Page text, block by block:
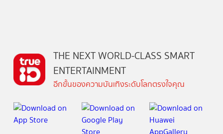
THE NEXT WORLD-CLASS SMART
ENTERTAINMENT
อีกขั้นของความบันเทิงระดับโลกตรงใจคุณ